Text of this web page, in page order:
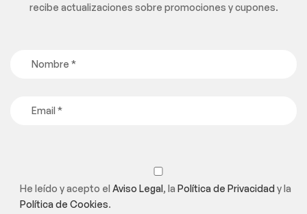
recibe actualizaciones sobre promociones y cupones.
He leído y acepto el Aviso Legal, la Política de Privacidady la
Política de Cookies.